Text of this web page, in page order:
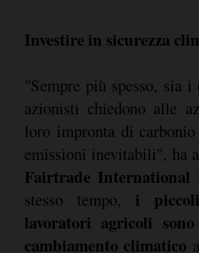
Investire in sicurezza
"Sempre più spesso, sia
azionisti chiedono alle
loro impronta di
emissioni inevitabili", ha
Fairtrade
stesso tempo, i
lavoratori agricoli
cambiamento climatico